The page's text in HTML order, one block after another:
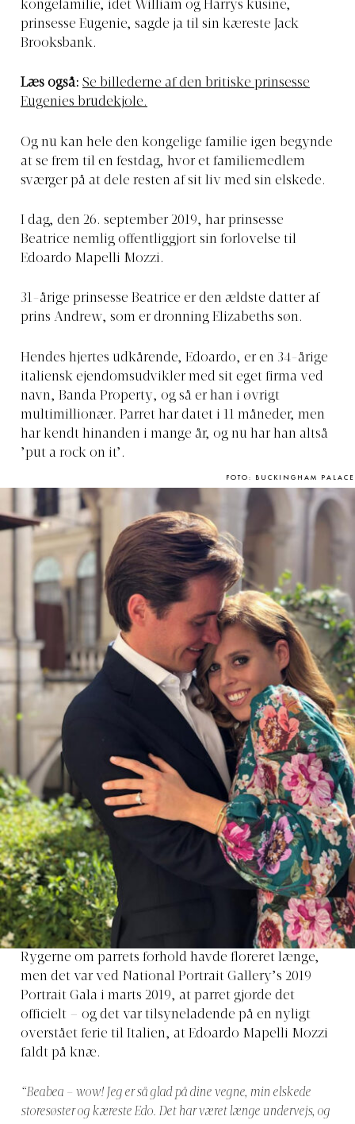
kongefamilie, idet William og Harrys kusine,
prinsesse Eugenie, sagde ja til sin kæreste Jack
Brooksbank.
Læs også: Se billederne af den britiske prinsesse
Eugenies brudekjole.
Og nu kan hele den kongelige familie igen begynde
at se frem til en festdag, hvor et familiemedlem
sværger på at dele resten af sit liv med sin elskede.
I dag, den 26. september 2019, har prinsesse
Beatrice nemlig offentliggjort sin forlovelse til
Edoardo Mapelli Mozzi.
31-årige prinsesse Beatrice er den ældste datter af
prins Andrew, som er dronning Elizabeths søn.
Hendes hjertes udkårende, Edoardo, er en 34-årige
italiensk ejendomsudvikler med sit eget firma ved
navn, Banda Property, og så er han i øvrigt
multimillionær. Parret har datet i 11 måneder, men
har kendt hinanden i mange år, og nu har han altså
’put a rock on it’.
FOTO: BUCKINGHAM PALACE
Rygerne om parrets forhold havde floreret længe,
men det var ved National Portrait Gallery’s 2019
Portrait Gala i marts 2019, at parret gjorde det
officielt – og det var tilsyneladende på en nyligt
overstået ferie til Italien, at Edoardo Mapelli Mozzi
faldt på knæ.
“Beabea – wow! Jeg er så glad på dine vegne, min elskede
storesøster og kæreste Edo. Det har været længe undervejs, og